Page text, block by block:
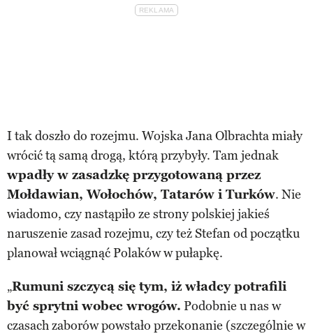
I tak doszło do rozejmu. Wojska Jana Olbrachta miały
wrócić tą samą drogą, którą przybyły. Tam jednak
wpadły w zasadzkę przygotowaną przez
Mołdawian, Wołochów, Tatarów i Turków. Nie
wiadomo, czy nastąpiło ze strony polskiej jakieś
naruszenie zasad rozejmu, czy też Stefan od początku
planował wciągnąć Polaków w pułapkę.
„Rumuni szczycą się tym, iż władcy potrafili
być sprytni wobec wrogów. Podobnie u nas w
czasach zaborów powstało przekonanie (szczególnie w